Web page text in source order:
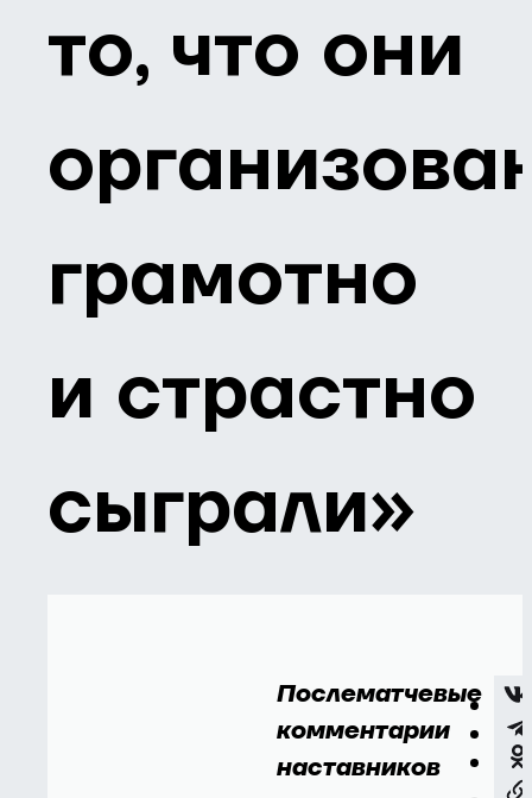
то, что они
грамотно
и страстно
сыграли»
Послематчевые
комментарии
наставников